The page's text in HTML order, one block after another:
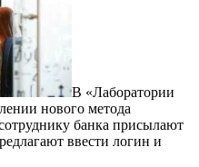
В «Лаборатории
нового метода
банка присылают
ввести логин и